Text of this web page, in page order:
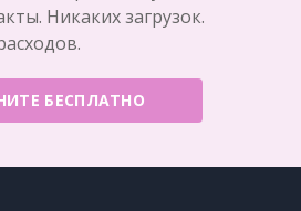
Никаких загрузок.
БЕСПЛАТНО